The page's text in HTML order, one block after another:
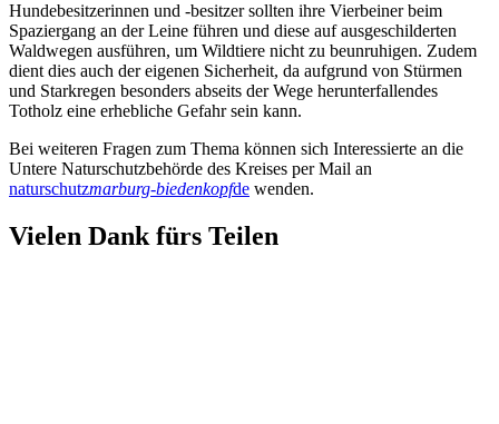
Hundebesitzerinnen und -besitzer sollten ihre Vierbeiner beim
Spaziergang an der Leine führen und diese auf ausgeschilderten
Waldwegen ausführen, um Wildtiere nicht zu beunruhigen. Zudem
dient dies auch der eigenen Sicherheit, da aufgrund von Stürmen
und Starkregen besonders abseits der Wege herunterfallendes
Totholz eine erhebliche Gefahr sein kann.
Bei weiteren Fragen zum Thema können sich Interessierte an die
Untere Naturschutzbehörde des Kreises per Mail an
naturschutzmarburg-biedenkopfde wenden.
Vielen Dank fürs Teilen